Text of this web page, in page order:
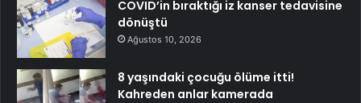
COVID’in bıraktığı iz kanser tedavisine
dönüştü
Ağustos 10, 2026
8 yaşındaki çocuğu ölüme itti!
Kahreden anlar kamerada